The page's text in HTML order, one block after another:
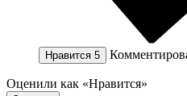
Нравится 5
Оценили как «Нравится»